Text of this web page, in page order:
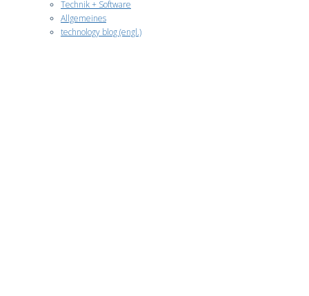
Technik + Software
Allgemeines
technology blog (engl.)